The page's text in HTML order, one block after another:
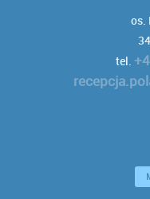
os.
tel.